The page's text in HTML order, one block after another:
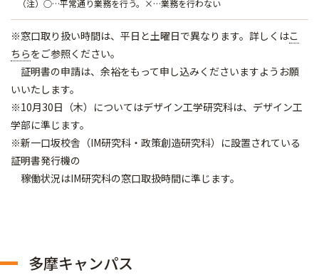
（注）○…平常通り業務を行う。×…業務を行わない
※窓口取り扱い時間は、平日と土曜日で異なります。詳しくはこ
ちらをご参照ください。
証明書の申請は、余裕をもって申し込みくださいますようお願
いいたします。
※10月30日（木）についてはデザイン工学研究科は、デザイン工
学部に準じます。
※新一口坂校舎（IM研究科・政策創造研究科）に設置されている
証明書発行機の
稼働状況はIM研究科の窓口取扱時間に準じます。
多摩キャンパス